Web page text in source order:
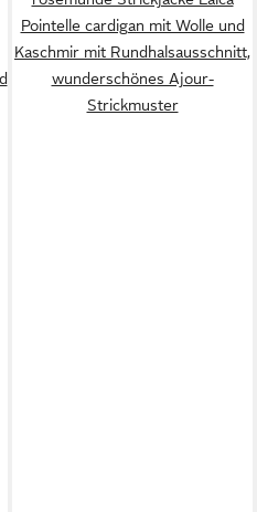
Pointelle cardigan mit Wolle und
Kaschmir mit Rundhalsausschnitt,
wunderschönes Ajour-
Strickmuster